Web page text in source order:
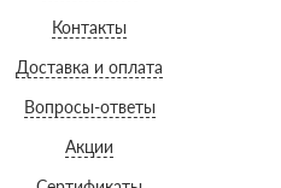
Контакты
Доставка и оплата
Вопросы-ответы
Акции